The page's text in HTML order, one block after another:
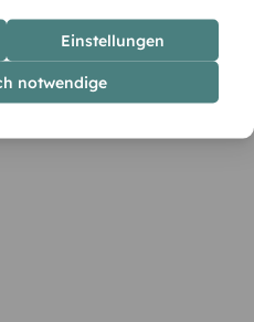
Einstellungen
notwendige